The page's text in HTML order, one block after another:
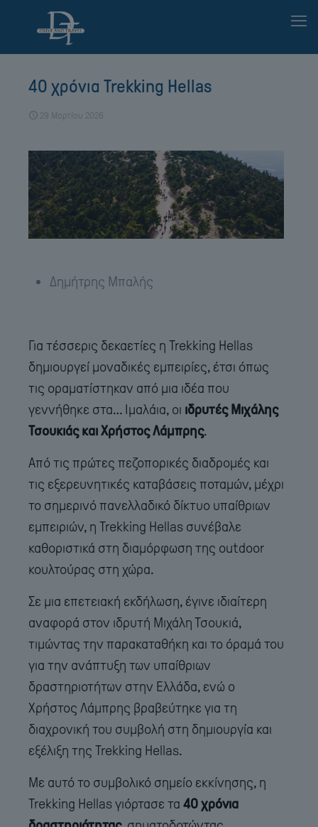
40 χρόνια Trekking Hellas
29 Μαρτίου 2026
Δημήτρης Μπαλής
Για τέσσερις δεκαετίες η Trekking Hellas
δημιουργεί μοναδικές εμπειρίες, έτσι όπως
τις οραματίστηκαν από μια ιδέα που
γεννήθηκε στα… Ιμαλάια, οι ιδρυτές Μιχάλης
Τσουκιάς και Χρήστος Λάμπρης.
Από τις πρώτες πεζοπορικές διαδρομές και
τις εξερευνητικές καταβάσεις ποταμών, μέχρι
το σημερινό πανελλαδικό δίκτυο υπαίθριων
εμπειριών, η Trekking Hellas συνέβαλε
καθοριστικά στη διαμόρφωση της outdoor
κουλτούρας στη χώρα.
Σε μια επετειακή εκδήλωση, έγινε ιδιαίτερη
αναφορά στον ιδρυτή Μιχάλη Τσουκιά,
τιμώντας την παρακαταθήκη και το όραμά του
για την ανάπτυξη των υπαίθριων
δραστηριοτήτων στην Ελλάδα, ενώ ο
Χρήστος Λάμπρης βραβεύτηκε για τη
διαχρονική του συμβολή στη δημιουργία και
εξέλιξη της Trekking Hellas.
Με αυτό το συμβολικό σημείο εκκίνησης, η
Trekking Hellas γιόρτασε τα 40 χρόνια